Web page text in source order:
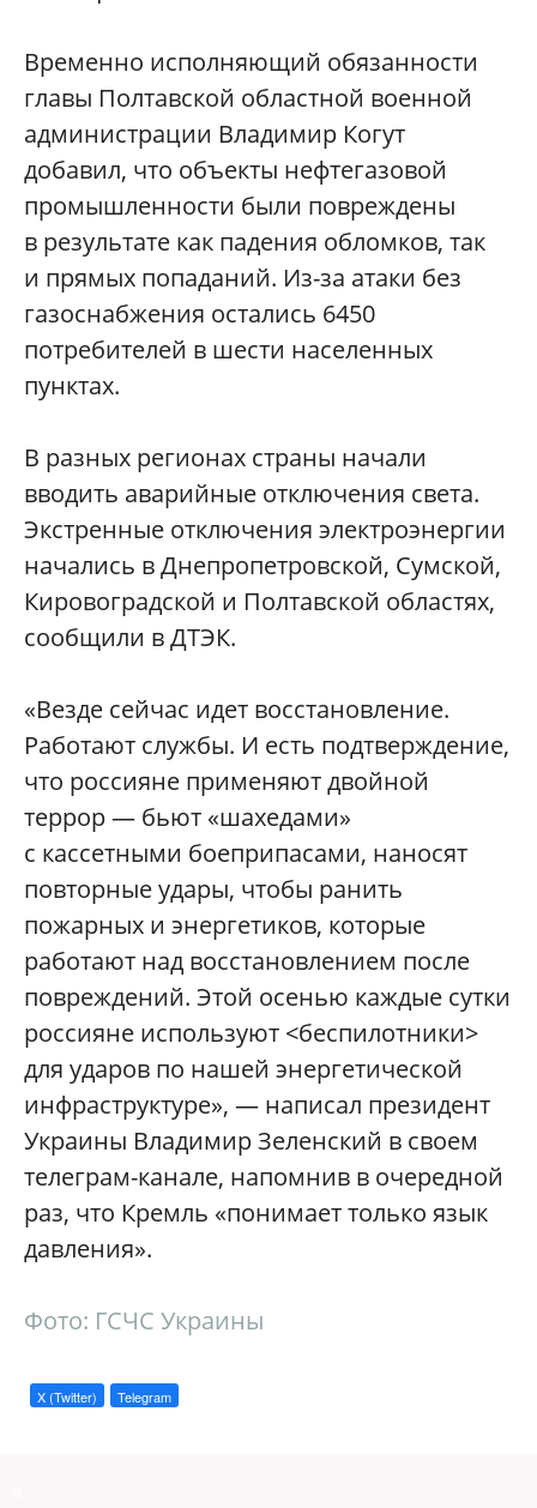
Временно исполняющий обязанности
главы Полтавской областной военной
администрации Владимир Когут
добавил, что объекты нефтегазовой
промышленности были повреждены
в результате как падения обломков, так
и прямых попаданий. Из-за атаки без
газоснабжения остались 6450
потребителей в шести населенных
пунктах.
В разных регионах страны начали
вводить аварийные отключения света.
Экстренные отключения электроэнергии
начались в Днепропетровской, Сумской,
Кировоградской и Полтавской областях,
сообщили в ДТЭК.
«Везде сейчас идет восстановление.
Работают службы. И есть подтверждение,
что россияне применяют двойной
террор — бьют «шахедами»
с кассетными боеприпасами, наносят
повторные удары, чтобы ранить
пожарных и энергетиков, которые
работают над восстановлением после
повреждений. Этой осенью каждые сутки
россияне используют <беспилотники>
для ударов по нашей энергетической
инфраструктуре», — написал президент
Украины Владимир Зеленский в своем
телеграм-канале, напомнив в очередной
раз, что Кремль «понимает только язык
давления».
Фото: ГСЧС Украины
X (Twitter) Telegram